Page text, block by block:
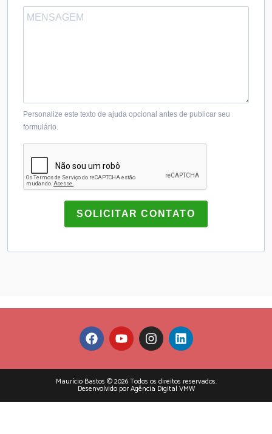
Personalize este texto de ajuda opcional antes de publicar seu
formulário.
SOLICITAR CONTATO
Maurício Bastos © 2026 Todos os direitos reservados.
Desenvolvido por Agência Digital VMW